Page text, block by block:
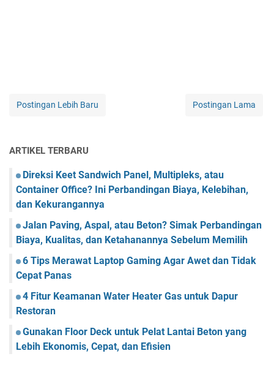
Postingan Lebih Baru Postingan Lama
ARTIKEL TERBARU
Direksi Keet Sandwich Panel, Multipleks, atau
Container Office? Ini Perbandingan Biaya, Kelebihan,
dan Kekurangannya
Jalan Paving, Aspal, atau Beton? Simak Perbandingan
Biaya, Kualitas, dan Ketahanannya Sebelum Memilih
6 Tips Merawat Laptop Gaming Agar Awet dan Tidak
Cepat Panas
4 Fitur Keamanan Water Heater Gas untuk Dapur
Restoran
Gunakan Floor Deck untuk Pelat Lantai Beton yang
Lebih Ekonomis, Cepat, dan Efisien